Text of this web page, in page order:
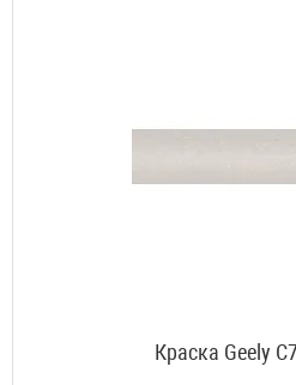
Краска Geely